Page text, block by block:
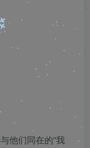
他们同在的“我
❄